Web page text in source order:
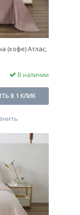
(кофе) Атлас,
В наличии
В 1 КЛИК